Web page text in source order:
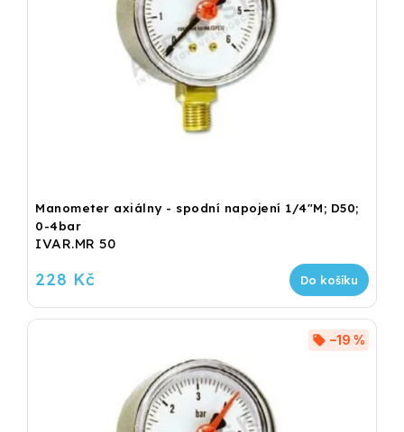
Manometer axiálny - spodní napojení 1/4"M; D50;
0-4bar
IVAR.MR 50
228 Kč Do košíku
–19 %